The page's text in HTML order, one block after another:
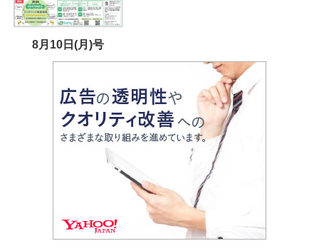
8月10日(月)号